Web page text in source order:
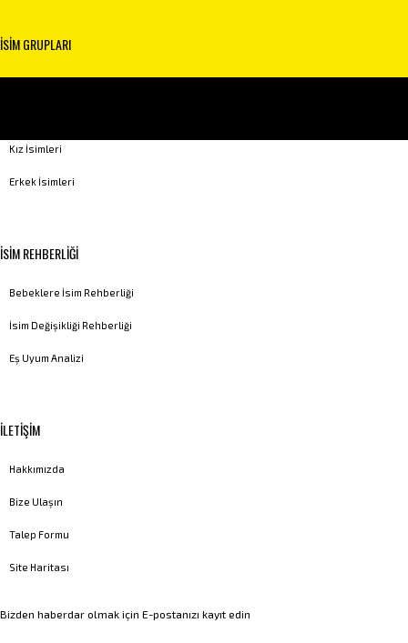
İSİM GRUPLARI
Kız İsimleri
Erkek İsimleri
İSİM REHBERLİĞİ
Bebeklere İsim Rehberliği
İsim Değişikliği Rehberliği
Eş Uyum Analizi
İLETİŞİM
Hakkımızda
Bize Ulaşın
Talep Formu
Site Haritası
Bizden haberdar olmak için E-postanızı kayıt edin